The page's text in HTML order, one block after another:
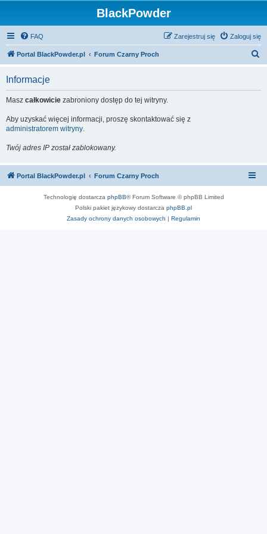
BlackPowder
FAQ Zaloguj się
Zarejestruj się
Portal BlackPowder.pl Forum Czarny Proch
Informacje
Masz całkowicie zabroniony dostęp do tej witryny.
Aby uzyskać więcej informacji, proszę skontaktować się z
administratorem witryny.
Twój adres IP został zablokowany.
Portal BlackPowder.pl Forum Czarny Proch
Technologię dostarcza phpBB® Forum Software © phpBB Limited
Polski pakiet językowy dostarcza phpBB.pl
Zasady ochrony danych osobowych | Regulamin